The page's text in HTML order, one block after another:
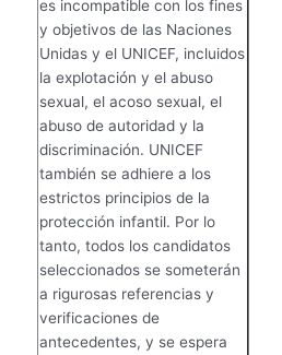
es incompatible con los fines
y objetivos de las Naciones
Unidas y el UNICEF, incluidos
la explotación y el abuso
sexual, el acoso sexual, el
abuso de autoridad y la
discriminación. UNICEF
también se adhiere a los
estrictos principios de la
protección infantil. Por lo
tanto, todos los candidatos
seleccionados se someterán
a rigurosas referencias y
verificaciones de
antecedentes, y se espera